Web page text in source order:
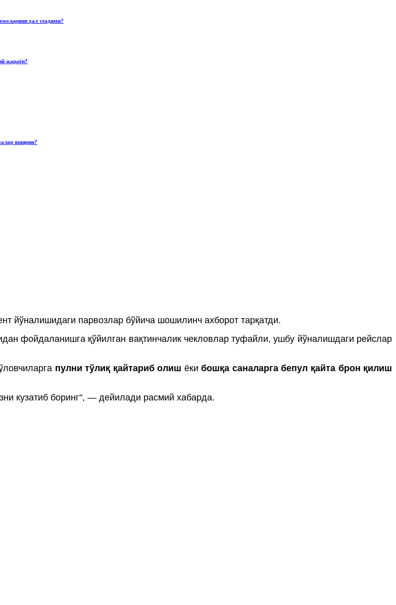
ҳал этадими?
жараён?
яширин?
йўналишидаги парвозлар бўйича шошилинч ахборот тарқатди.
фойдаланишга қўйилган вақтинчалик чекловлар туфайли, ушбу йўналишдаги рейслар
пулни тўлиқ қайтариб олиш ёкибошқа саналарга бепул қайта брон қилиш
кузатиб боринг", — дейилади расмий хабарда.